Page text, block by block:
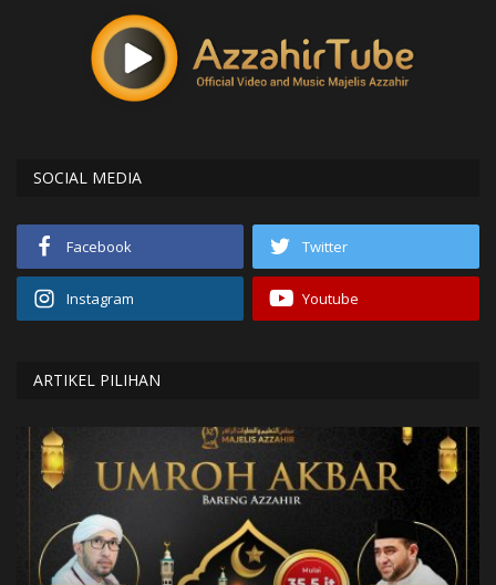
SOCIAL MEDIA
Facebook Twitter
Instagram Youtube
ARTIKEL PILIHAN